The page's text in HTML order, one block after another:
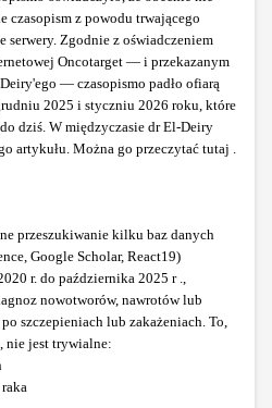
czasopism z powodu trwającego
serwery. Zgodnie z oświadczeniem
Oncotarget — i przekazanym
— czasopismo padło ofiarą
2025 i styczniu 2026 roku, które
dziś. W międzyczasie dr El-Deiry
artykułu. Można go przeczytać tutaj .
przeszukiwanie kilku baz danych
Google Scholar, React19)
r. do października 2025 r .,
nowotworów, nawrotów lub
szczepieniach lub zakażeniach. To,
nie jest trywialne: